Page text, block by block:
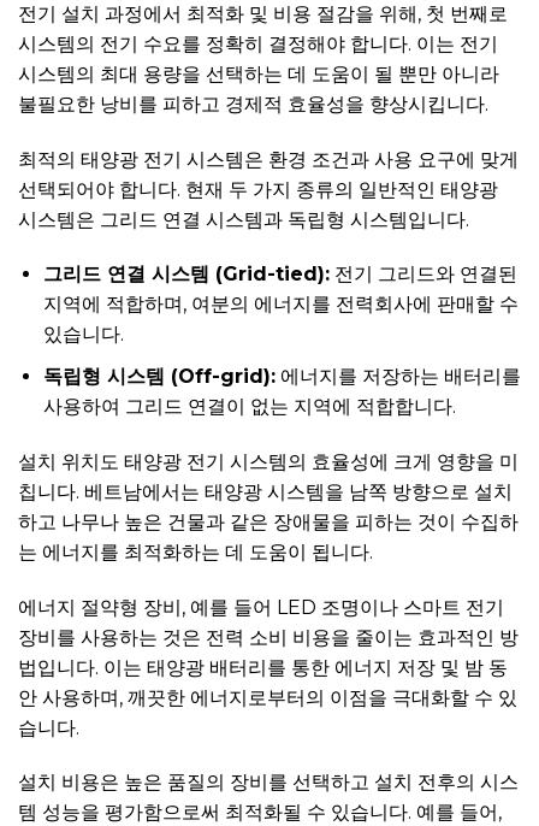
전기 설치 과정에서 최적화 및 비용 절감을 위해, 첫 번째로
시스템의 전기 수요를 정확히 결정해야 합니다. 이는 전기
시스템의 최대 용량을 선택하는 데 도움이 될 뿐만 아니라
불필요한 낭비를 피하고 경제적 효율성을 향상시킵니다.
최적의 태양광 전기 시스템은 환경 조건과 사용 요구에 맞게
선택되어야 합니다. 현재 두 가지 종류의 일반적인 태양광
시스템은 그리드 연결 시스템과 독립형 시스템입니다.
그리드 연결 시스템 (Grid-tied):전기 그리드와 연결된
지역에 적합하며, 여분의 에너지를 전력회사에 판매할 수
있습니다.
독립형 시스템 (Off-grid):에너지를 저장하는 배터리를
사용하여 그리드 연결이 없는 지역에 적합합니다.
설치 위치도 태양광 전기 시스템의 효율성에 크게 영향을 미
칩니다. 베트남에서는 태양광 시스템을 남쪽 방향으로 설치
하고 나무나 높은 건물과 같은 장애물을 피하는 것이 수집하
는 에너지를 최적화하는 데 도움이 됩니다.
에너지 절약형 장비, 예를 들어 LED 조명이나 스마트 전기
장비를 사용하는 것은 전력 소비 비용을 줄이는 효과적인 방
법입니다. 이는 태양광 배터리를 통한 에너지 저장 및 밤 동
안 사용하며, 깨끗한 에너지로부터의 이점을 극대화할 수 있
습니다.
설치 비용은 높은 품질의 장비를 선택하고 설치 전후의 시스
템 성능을 평가함으로써 최적화될 수 있습니다. 예를 들어,